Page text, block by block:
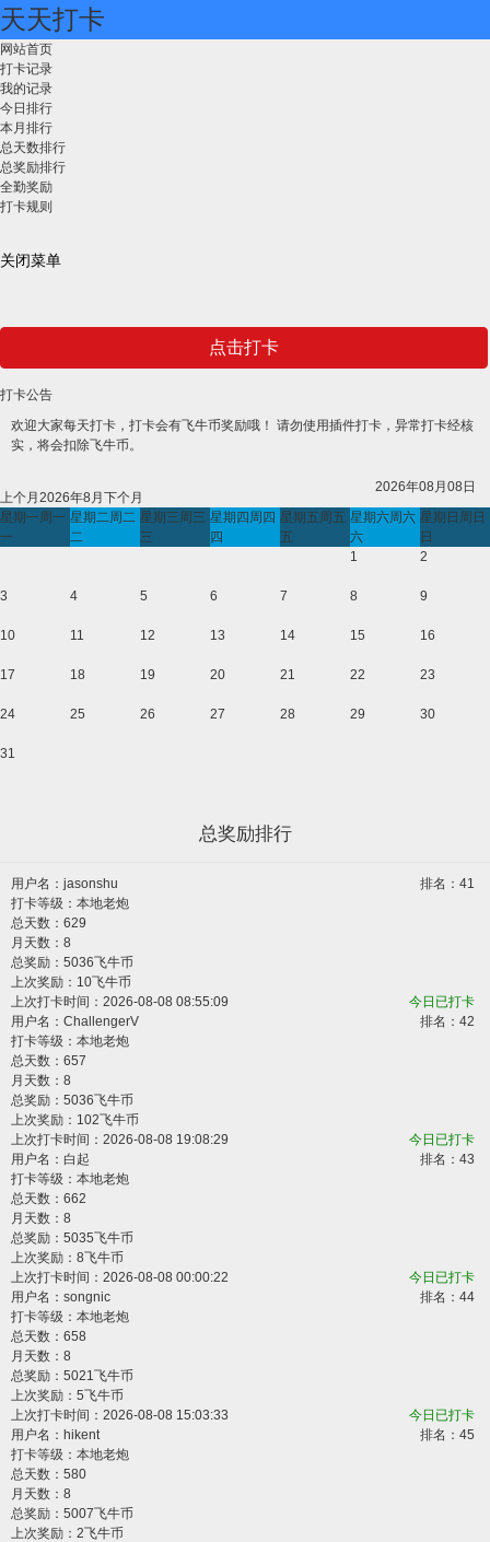
天天打卡
网站首页
打卡记录
我的记录
今日排行
本月排行
总天数排行
总奖励排行
全勤奖励
打卡规则
关闭菜单
点击打卡
打卡公告
欢迎大家每天打卡，打卡会有飞牛币奖励哦！ 请勿使用插件打卡，异常打卡经核
实，将会扣除飞牛币。
2026年08月08日
上个月 2026年8月 下个月
星期一周一
一
星期二周二
二
星期三周三
三
星期四 周四
四
星期五周五
五
星期六周六
六
星期日 周日
日
1
2
3 4 5 6 7 8 9
10 11 12 13 14 15 16
17 18 19 20 21 22 23
24 25 26 27 28 29 30
31
总奖励排行
用户名： jasonshu
排名：41
打卡等级：本地老炮
总天数：629
月天数：8
总奖励：5036飞牛币
上次奖励：10飞牛币
上次打卡时间：2026-08-08 08:55:09
今日已打卡
用户名： ChallengerV
排名：42
打卡等级：本地老炮
总天数：657
月天数：8
总奖励：5036飞牛币
上次奖励：102飞牛币
上次打卡时间：2026-08-08 19:08:29
今日已打卡
用户名： 白起
排名：43
打卡等级：本地老炮
总天数：662
月天数：8
总奖励：5035飞牛币
上次奖励：8飞牛币
上次打卡时间：2026-08-08 00:00:22
今日已打卡
用户名： songnic
排名：44
打卡等级：本地老炮
总天数：658
月天数：8
总奖励：5021飞牛币
上次奖励：5飞牛币
上次打卡时间：2026-08-08 15:03:33
今日已打卡
用户名： hikent
排名：45
打卡等级：本地老炮
总天数：580
月天数：8
总奖励：5007飞牛币
上次奖励：2飞牛币